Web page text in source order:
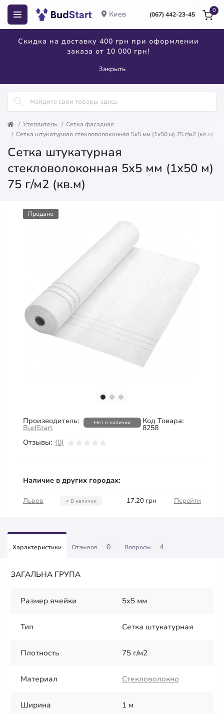
Киев (067) 442-23-45
Скидка на доставку 400 грн при оформлении
заказа от 10 000 грн!
Закрыть
0
Утеплитель
Сетка фасадная
Сетка штукатурная стекловолоконная 5x5 мм (1x50 м) 75 г/м2 (кв.м)
Сетка штукатурная
стекловолоконная 5x5 мм (1x50 м)
75 г/м2 (кв.м)
Продано
Производитель:
BudStart
Код Товара:
8258
Отзывы: (0)
Нет в наличии
Наличие в других городах:
Львов В наличии 17.20 грн Перейти
Характеристики Отзывов 0 Вопросы 4
ЗАГАЛЬНА ГРУПА
Размер ячейки 5x5 мм
Тип Сетка штукатурная
Плотность 75 г/м2
Материал Стекловолокно
Ширина 1 м